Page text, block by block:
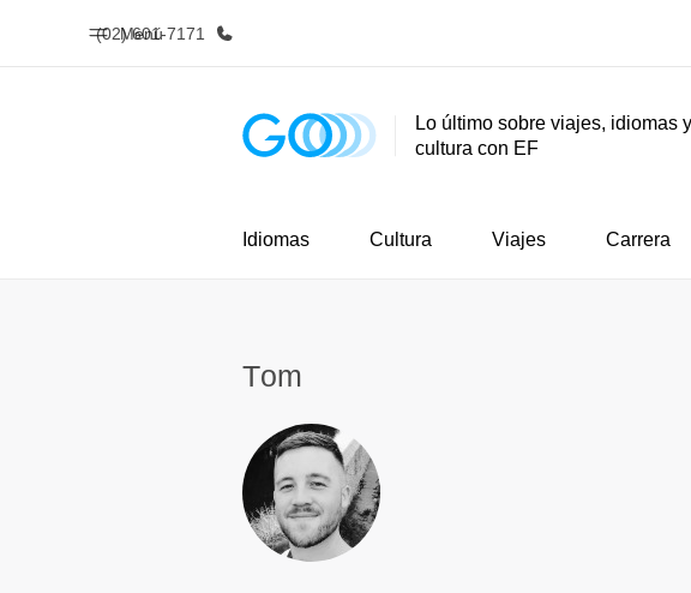
Menú
(02) 601-7171
Inicio Programas
Lo último sobre viajes, idiomas y
cultura con EF
Idiomas Cultura Viajes Carrera
Тom